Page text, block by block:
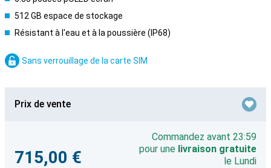
512 GB espace de stockage
Résistant à l'eau et à la poussière (IP68)
Sans verrouillage de la carte SIM
Prix de vente
715,00 €
Commandez avant 23:59
pour une livraison gratuite
le Lundi